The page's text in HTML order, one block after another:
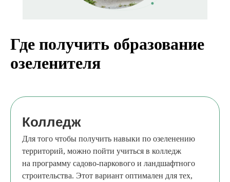
Где получить образование
озеленителя
Колледж
Для того чтобы получить навыки по озеленению
территорий, можно пойти учиться в колледж
на программу садово-паркового и ландшафтного
строительства. Этот вариант оптимален для тех,